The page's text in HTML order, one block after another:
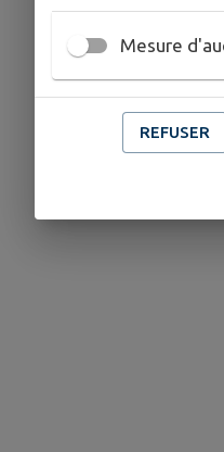
Mesure
REFUSER